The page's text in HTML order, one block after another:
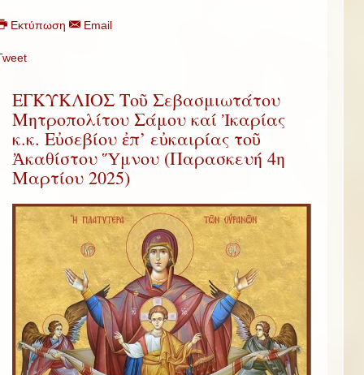
Εκτύπωση Email
ΕΓΚΥΚΛΙΟΣ Τοῦ Σεβασμιωτάτου
Μητροπολίτου Σάμου καί Ἰκαρίας
κ.κ. Εὐσεβίου ἐπ’ εὐκαιρίας τοῦ
Ἀκαθίστου Ὕμνου (Παρασκευή 4η
Μαρτίου 2025)